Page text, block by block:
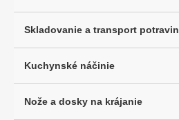
Skladovanie a transport potravin
Kuchynské náčinie
Nože a dosky na krájanie